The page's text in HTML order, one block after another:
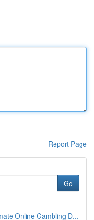
Report Page
Go
Online Gambling D...